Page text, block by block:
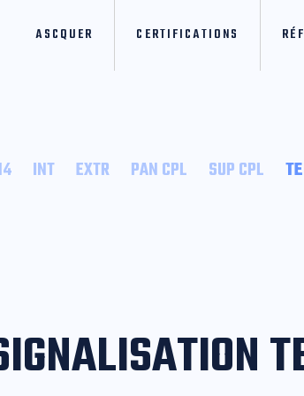
ASCQUER CERTIFICATIONS
INT EXTR PAN CPL SUP CPL